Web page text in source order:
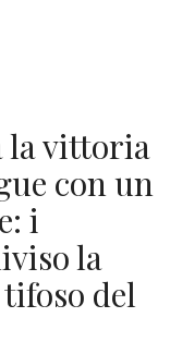
la vittoria
con un
i
la
del